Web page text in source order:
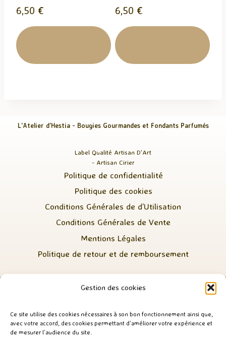
Gestion des cookies
Ce site utilise des cookies nécessaires à son bon fonctionnement ainsi que,
avec votre accord, des cookies permettant d’améliorer votre expérience et
de mesurer l’audience du site.
6,50 € 6,50 €
L'Atelier d'Hestia - Bougies Gourmandes et Fondants Parfumés
Label Qualité Artisan D'Art
- Artisan Cirier
Politique de confidentialité
Politique des cookies
Conditions Générales de d’Utilisation
Conditions Générales de Vente
Mentions Légales
Politique de retour et de remboursement